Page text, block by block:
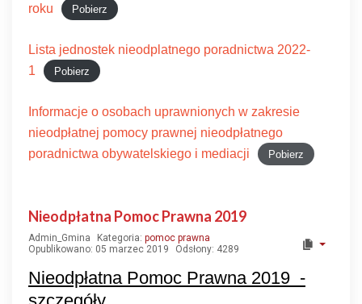
roku
Pobierz
Lista jednostek nieodplatnego poradnictwa 2022-
1
Pobierz
Informacje o osobach uprawnionych w zakresie
nieodpłatnej pomocy prawnej nieodpłatnego
poradnictwa obywatelskiego i mediacji
Pobierz
Nieodpłatna Pomoc Prawna 2019
Admin_Gmina Kategoria: pomoc prawna
Opublikowano: 05 marzec 2019
Odsłony: 4289
Nieodpłatna Pomoc Prawna 2019 -